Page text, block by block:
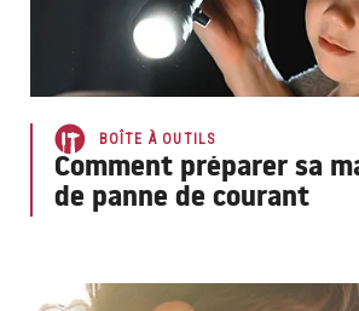
BOÎTE À OUTILS
Comment préparer sa
de panne de courant